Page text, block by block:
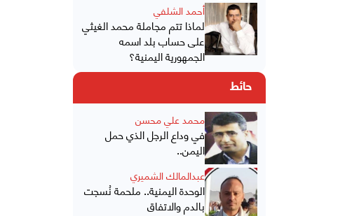
أحمد الشلفي
لماذا تتم مجاملة محمد الغيثي
على حساب بلد اسمه
الجمهورية اليمنية؟
حائط
محمد علي محسن
في وداع الرجل الذي حمل
اليمن..
عبدالمالك الشميري
الوحدة اليمنية.. ملحمة نُسجت
بالدم والاتفاق